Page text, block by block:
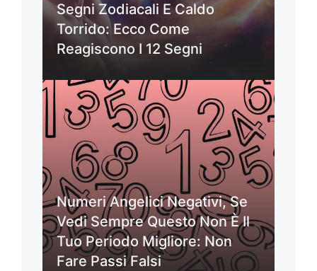
Segni Zodiacali E Caldo
Torrido: Ecco Come
Reagiscono I 12 Segni
Numeri Angelici Negativi, Se
Vedi Sempre Questo Non È Il
Tuo Periodo Migliore: Non
Fare Passi Falsi